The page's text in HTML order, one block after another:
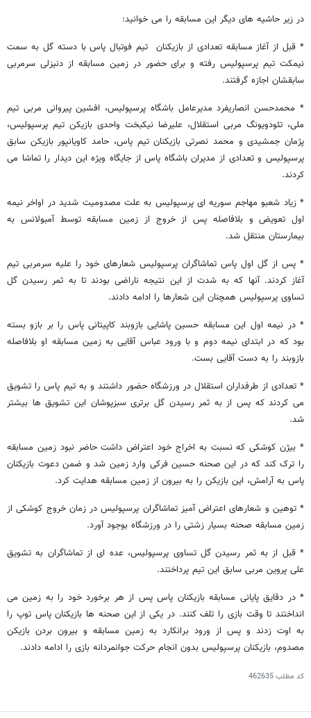
در زیر حاشیه های دیگر این مسابقه را می خوانید:
* قبل از آغاز مسابقه تعدادی از بازیکنان تیم فوتبال پاس با دسته گل به سمت
نیمکت تیم پرسپولیس رفته و برای حضور در زمین مسابقه از دنیزلی سرمربی
سابقشان اجازه گرفتند.
* محمدحسن انصاریفرد مدیرعامل باشگاه پرسپولیس، افشین پیروانی مربی تیم
ملی، تئودویونگ مربی استقلال، علیرضا نیکبخت واحدی بازیکن تیم پرسپولیس،
پژمان جمشیدی و محمد نصرتی بازیکنان تیم پاس، حامد کاویانپور بازیکن سابق
پرسپولیس و تعدادی از مدیران باشگاه پاس از جایگاه ویژه این دیدار را تماشا می
کردند.
* زیاد شعبو مهاجم سوریه ای پرسپولیس به علت مصدومیت شدید در اواخر نیمه
اول تعویض و بلافاصله پس از خروج از زمین مسابقه توسط آمبولانس به
بیمارستان منتقل شد.
* پس از گل اول پاس تماشاگران پرسپولیس شعارهای خود را علیه سرمربی تیم
آغاز کردند. آنها که به شدت از این نتیجه ناراضی بودند تا به ثمر رسیدن گل
تساوی پرسپولیس همچنان این شعارها را ادامه دادند.
* در نیمه اول این مسابقه حسین پاشایی بازوبند کاپیتانی پاس را بر بازو بسته
بود که در ابتدای نیمه دوم و با ورود عباس آقایی به زمین مسابقه او بلافاصله
بازوبند را به دست آقایی بست.
* تعدادی از طرفداران استقلال در ورزشگاه حضور داشتند و به تیم پاس را تشویق
می کردند که پس از به ثمر رسیدن گل برتری سبزپوشان این تشویق ها بیشتر
شد.
* بیژن کوشکی که نسبت به اخراج خود اعتراض داشت حاضر نبود زمین مسابقه
را ترک کند که در این صحنه حسین فرکی وارد زمین شد و ضمن دعوت بازیکنان
پاس به آرامش، این بازیکن را به بیرون از زمین مسابقه هدایت کرد.
* توهین و شعارهای اعتراض آمیز تماشاگران پرسپولیس در زمان خروج کوشکی از
زمین مسابقه صحنه بسیار زشتی را در ورزشگاه بوجود آورد.
* قبل از به ثمر رسیدن گل تساوی پرسپولیس، عده ای از تماشاگران به تشویق
علی پروین مربی سابق این تیم پرداختند.
* در دقایق پایانی مسابقه بازیکنان پاس پس از هر برخورد خود را به زمین می
انداختند تا وقت بازی را تلف کنند. در یکی از این صحنه ها بازیکنان پاس توپ را
به اوت زدند و پس از ورود برانکارد به زمین مسابقه و بیرون بردن بازیکن
مصدوم، بازیکنان پرسپولیس بدون انجام حرکت جوانمردانه بازی را ادامه دادند.
کد مطلب462635